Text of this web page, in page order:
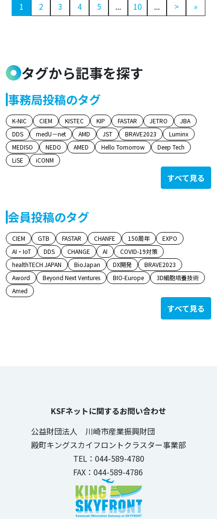
1 2 3 4 5 ... 10 ... > »
タグから記事を探す
事務局投稿のタグ
K-NIC CIEM KISTEC KIP FASTAR JETRO
JBA
DDS
medU－net AMD JST BRAVE2023
Luminx
MEDISO
NEDO AMED Hello Tomorrow
Deep Tech
LiSE
iCONM
すべて見る
会員投稿のタグ
CIEM GTB FASTAR CHANFE 150周年
EXPO
AI・IoT
DDS CHANGE AI
COVID-19対策
healthTECH JAPAN
BioJapan DX開発
BRAVE2023
Aword
Beyond Next Ventures BIO-Europe
3D細胞培養技術
Amed
すべて見る
KSFネットに関するお問い合わせ
公益財団法人 川崎市産業振興財団
殿町キングスカイフロントクラスター事業部
TEL：044-589-4780
FAX：044-589-4786